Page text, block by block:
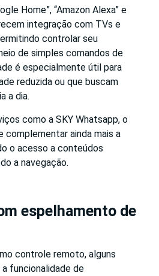
Home”, “Amazon Alexa” e
integração com TVs e
controlar seu
de simples comandos de
é especialmente útil para
reduzida ou que buscam
a dia.
como a SKY Whatsapp, o
ainda mais a
o acesso a conteúdos
a navegação.
espelhamento de
controle remoto, alguns
funcionalidade de